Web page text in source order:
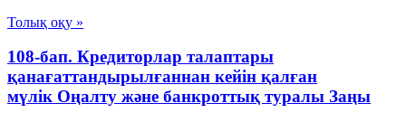
Толық оқу »
108-бап. Кредиторлар талаптары
қанағаттандырылғаннан кейін қалған
мүлік Оңалту және банкроттық туралы Заңы